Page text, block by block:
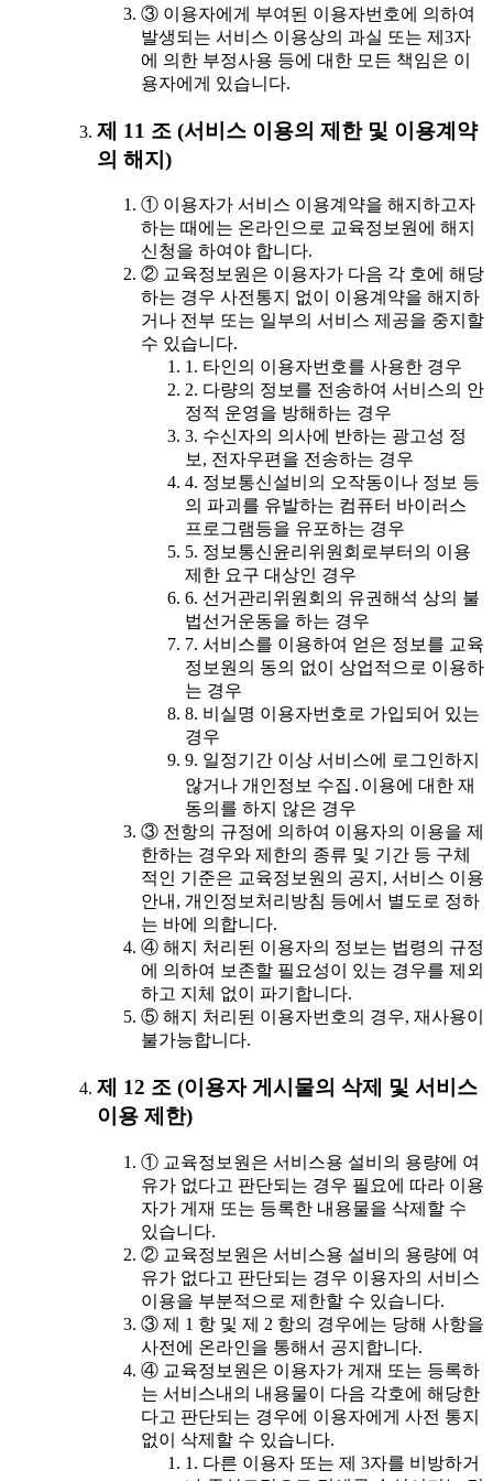
③ 이용자에게 부여된 이용자번호에 의하여
발생되는 서비스 이용상의 과실 또는 제3자
에 의한 부정사용 등에 대한 모든 책임은 이
용자에게 있습니다.
제 11 조 (서비스 이용의 제한 및 이용계약
의 해지)
① 이용자가 서비스 이용계약을 해지하고자
하는 때에는 온라인으로 교육정보원에 해지
신청을 하여야 합니다.
② 교육정보원은 이용자가 다음 각 호에 해당
하는 경우 사전통지 없이 이용계약을 해지하
거나 전부 또는 일부의 서비스 제공을 중지할
수 있습니다.
1. 타인의 이용자번호를 사용한 경우
2. 다량의 정보를 전송하여 서비스의 안
정적 운영을 방해하는 경우
3. 수신자의 의사에 반하는 광고성 정
보, 전자우편을 전송하는 경우
4. 정보통신설비의 오작동이나 정보 등
의 파괴를 유발하는 컴퓨터 바이러스
프로그램등을 유포하는 경우
5. 정보통신윤리위원회로부터의 이용
제한 요구 대상인 경우
6. 선거관리위원회의 유권해석 상의 불
법선거운동을 하는 경우
7. 서비스를 이용하여 얻은 정보를 교육
정보원의 동의 없이 상업적으로 이용하
는 경우
8. 비실명 이용자번호로 가입되어 있는
경우
9. 일정기간 이상 서비스에 로그인하지
않거나 개인정보 수집․이용에 대한 재
동의를 하지 않은 경우
③ 전항의 규정에 의하여 이용자의 이용을 제
한하는 경우와 제한의 종류 및 기간 등 구체
적인 기준은 교육정보원의 공지, 서비스 이용
안내, 개인정보처리방침 등에서 별도로 정하
는 바에 의합니다.
④ 해지 처리된 이용자의 정보는 법령의 규정
에 의하여 보존할 필요성이 있는 경우를 제외
하고 지체 없이 파기합니다.
⑤ 해지 처리된 이용자번호의 경우, 재사용이
불가능합니다.
제 12 조 (이용자 게시물의 삭제 및 서비스
이용 제한)
① 교육정보원은 서비스용 설비의 용량에 여
유가 없다고 판단되는 경우 필요에 따라 이용
자가 게재 또는 등록한 내용물을 삭제할 수
있습니다.
② 교육정보원은 서비스용 설비의 용량에 여
유가 없다고 판단되는 경우 이용자의 서비스
이용을 부분적으로 제한할 수 있습니다.
③ 제 1 항 및 제 2 항의 경우에는 당해 사항을
사전에 온라인을 통해서 공지합니다.
④ 교육정보원은 이용자가 게재 또는 등록하
는 서비스내의 내용물이 다음 각호에 해당한
다고 판단되는 경우에 이용자에게 사전 통지
없이 삭제할 수 있습니다.
1. 다른 이용자 또는 제 3자를 비방하거